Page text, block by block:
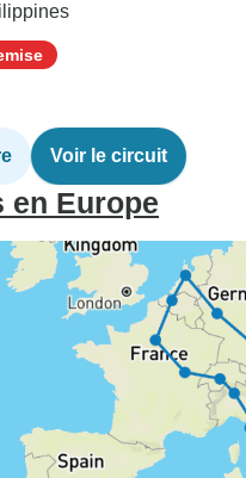
Voir le circuit
en Europe